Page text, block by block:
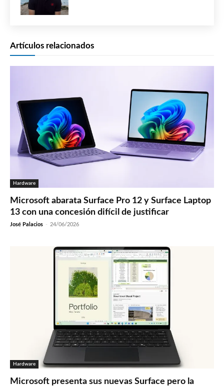
Artículos relacionados
Hardware
Microsoft abarata Surface Pro 12 y Surface Laptop
13 con una concesión difícil de justificar
José Palacios - 24/06/2026
Hardware
Microsoft presenta sus nuevas Surface pero la